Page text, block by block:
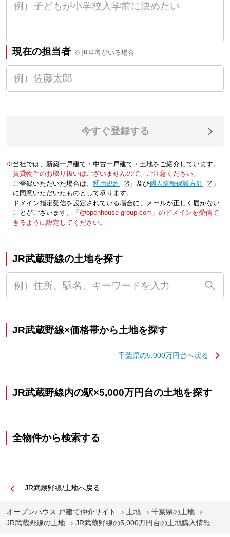
現在の担当者 ※担当者がいる場合
今すぐ登録する
※当社では、新築一戸建て・中古一戸建て・土地をご紹介しています。
賃貸物件のお取り扱いはございませんので、ご注意ください。
ご登録いただいた場合は、「利用規約 」及び「個人情報保護方針
」
に同意いただいたものとして承ります。
ドメイン指定受信を設定されている場合に、メールが正しく届かない
ことがございます。
「@openhouse-group.com」のドメインを受信で
きるように設定してください。
JR武蔵野線の土地を探す
JR武蔵野線×価格帯から土地を探す
千葉県の5,000万円台へ戻る
JR武蔵野線内の駅×5,000万円台の土地を探す
全物件から検索する
JR武蔵野線/土地へ戻る
オープンハウス 戸建て仲介サイト 土地
千葉県の土地
JR武蔵野線の土地
JR武蔵野線の5,000万円台の土地購入情報